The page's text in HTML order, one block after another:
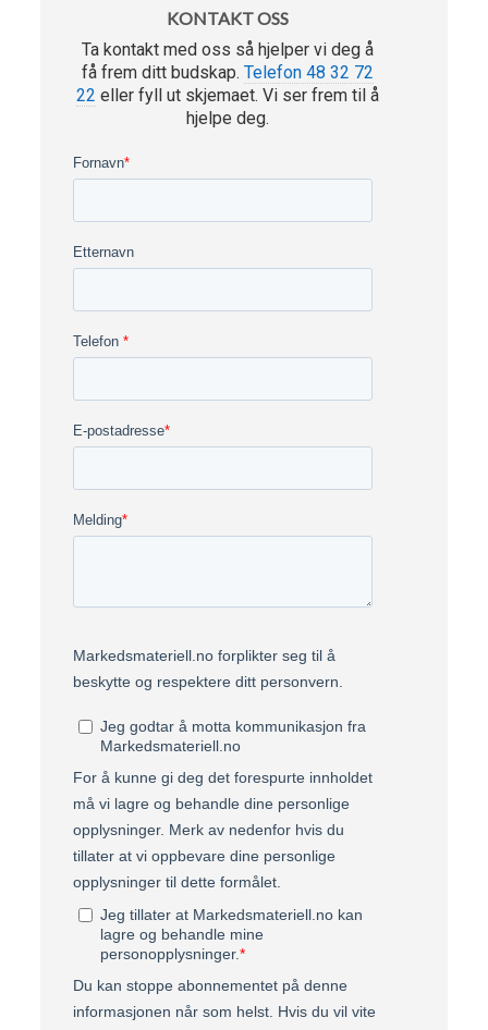
KONTAKT OSS
Ta kontakt med oss så hjelper vi deg å
få frem ditt budskap. Telefon 48 32 72
22 eller fyll ut skjemaet. Vi ser frem til å
hjelpe deg.